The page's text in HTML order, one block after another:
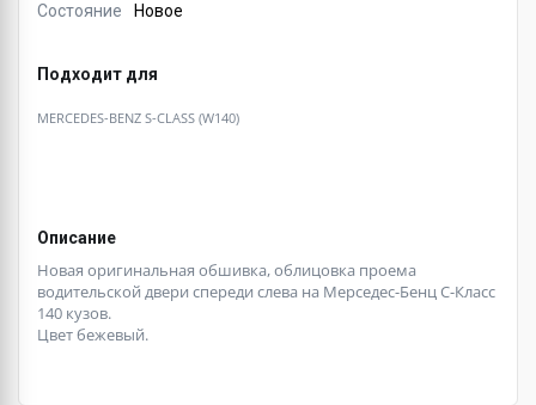
Состояние Новое
Подходит для
MERCEDES-BENZ S-CLASS (W140)
Описание
Новая оригинальная обшивка, облицовка проема
водительской двери спереди слева на Мерседес-Бенц С-Класс
140 кузов.
Цвет бежевый.